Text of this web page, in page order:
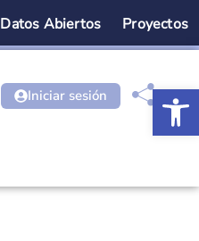
Datos Abiertos Proyectos
Iniciar sesión